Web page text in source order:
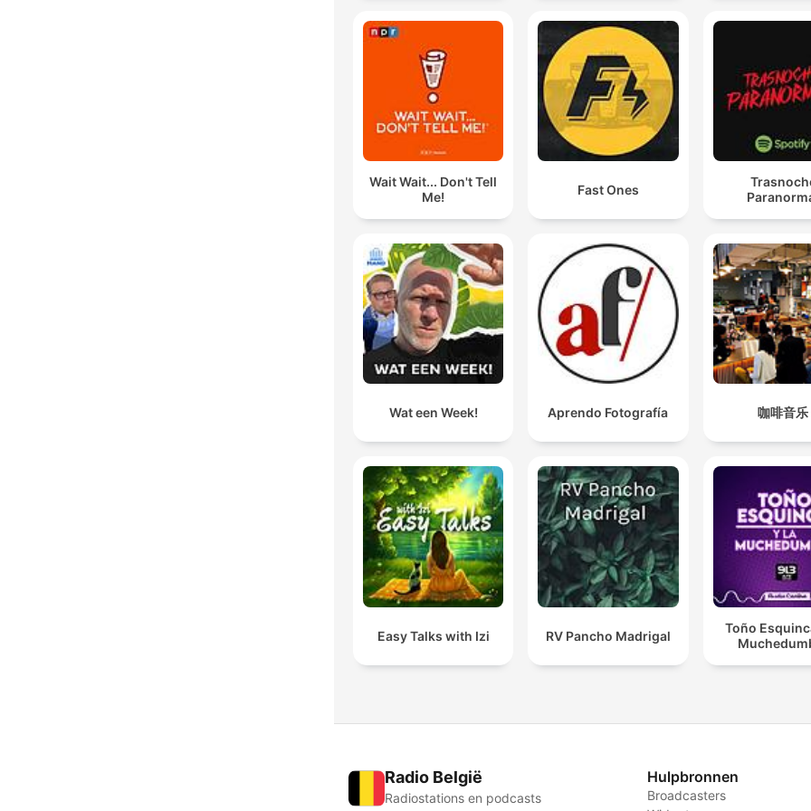
Wait Wait... Don't Tell
Me!
Fast Ones
Wat een Week! Aprendo Fotografía 咖啡音乐
Easy Talks with Izi RV Pancho Madrigal
Toño
Radio België
Radiostations en podcasts
Hulpbronnen
Broadcasters